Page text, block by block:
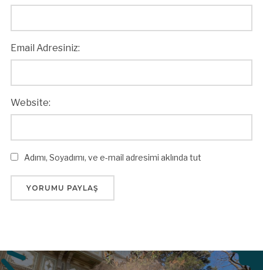
Email Adresiniz:
Website:
Adımı, Soyadımı, ve e-mail adresimi aklında tut